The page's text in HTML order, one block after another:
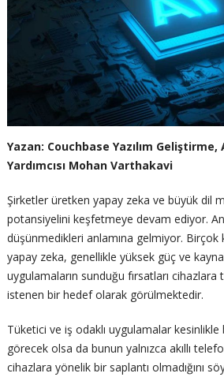
Yazan: Couchbase Yazılım Geliştirme,
Yardımcısı Mohan Varthakavi
Şirketler üretken yapay zeka ve büyük dil
potansiyelini keşfetmeye devam ediyor.
düşünmedikleri anlamına gelmiyor. Birçok
yapay zeka, genellikle yüksek güç ve
uygulamaların sunduğu fırsatları cihazlara
istenen bir hedef olarak görülmektedir.
Tüketici ve iş odaklı uygulamalar
görecek olsa da bunun yalnızca akıllı
cihazlara yönelik bir saplantı olmadığını